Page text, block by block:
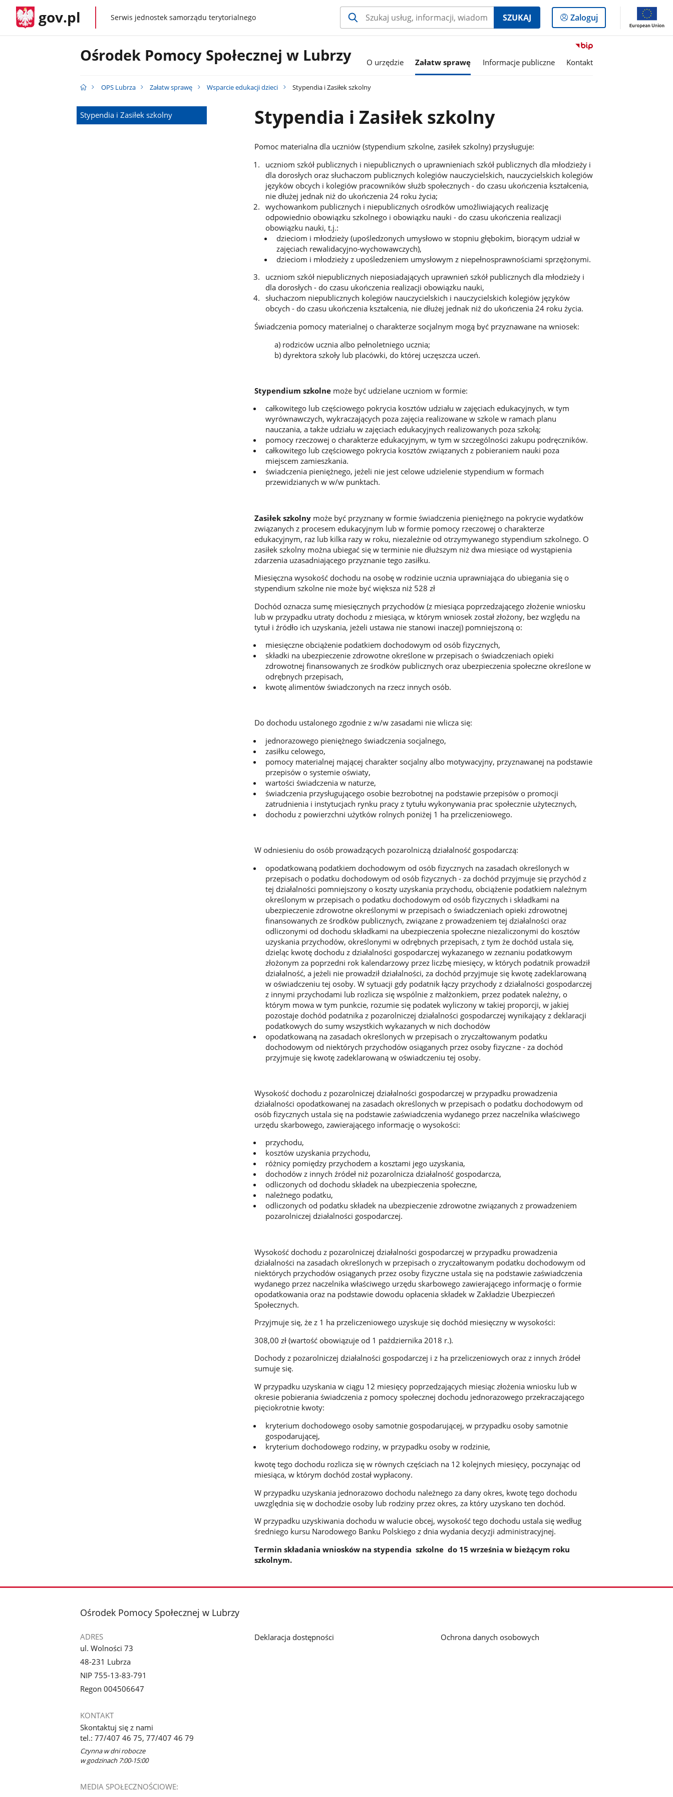
gov.pl gov.plSerwis jednostek samorządu terytorialnego SZUKAJ
Logowanie
do
panelu
Zaloguj
Przejdź
serwisu
Ośrodek Pomocy Społecznej w Lubrzy O urzędzie Załatw sprawę Informacje publiczne Kontakt
OPS Lubrza Załatw sprawę Wsparcie edukacji dzieci Stypendia i Zasiłek szkolny
Stypendia i Zasiłek szkolny Stypendia i Zasiłek szkolny
Pomoc materialna dla uczniów (stypendium szkolne, zasiłek szkolny) przysługuje:
uczniom szkół publicznych i niepublicznych o uprawnieniach szkół publicznych dla młodzieży i
dla dorosłych oraz słuchaczom publicznych kolegiów nauczycielskich, nauczycielskich kolegiów
języków obcych i kolegiów pracowników służb społecznych - do czasu ukończenia kształcenia,
nie dłużej jednak niż do ukończenia 24 roku życia;
wychowankom publicznych i niepublicznych ośrodków umożliwiających realizację
odpowiednio obowiązku szkolnego i obowiązku nauki - do czasu ukończenia realizacji
obowiązku nauki, t.j.:
dzieciom i młodzieży (upośledzonych umysłowo w stopniu głębokim, biorącym udział w
zajęciach rewalidacyjno-wychowawczych),
dzieciom i młodzieży z upośledzeniem umysłowym z niepełnosprawnościami sprzężonymi.
uczniom szkół niepublicznych nieposiadających uprawnień szkół publicznych dla młodzieży i
dla dorosłych - do czasu ukończenia realizacji obowiązku nauki,
słuchaczom niepublicznych kolegiów nauczycielskich i nauczycielskich kolegiów języków
obcych - do czasu ukończenia kształcenia, nie dłużej jednak niż do ukończenia 24 roku życia.
Świadczenia pomocy materialnej o charakterze socjalnym mogą być przyznawane na wniosek:
a) rodziców ucznia albo pełnoletniego ucznia;
b) dyrektora szkoły lub placówki, do której uczęszcza uczeń.
Stypendium szkolne może być udzielane uczniom w formie:
całkowitego lub częściowego pokrycia kosztów udziału w zajęciach edukacyjnych, w tym
wyrównawczych, wykraczających poza zajęcia realizowane w szkole w ramach planu
nauczania, a także udziału w zajęciach edukacyjnych realizowanych poza szkołą;
pomocy rzeczowej o charakterze edukacyjnym, w tym w szczególności zakupu podręczników.
całkowitego lub częściowego pokrycia kosztów związanych z pobieraniem nauki poza
miejscem zamieszkania.
świadczenia pieniężnego, jeżeli nie jest celowe udzielenie stypendium w formach
przewidzianych w w/w punktach.
Zasiłek szkolny może być przyznany w formie świadczenia pieniężnego na pokrycie wydatków
związanych z procesem edukacyjnym lub w formie pomocy rzeczowej o charakterze
edukacyjnym, raz lub kilka razy w roku, niezależnie od otrzymywanego stypendium szkolnego. O
zasiłek szkolny można ubiegać się w terminie nie dłuższym niż dwa miesiące od wystąpienia
zdarzenia uzasadniającego przyznanie tego zasiłku.
Miesięczna wysokość dochodu na osobę w rodzinie ucznia uprawniająca do ubiegania się o
stypendium szkolne nie może być większa niż 528 zł
Dochód oznacza sumę miesięcznych przychodów (z miesiąca poprzedzającego złożenie wniosku
lub w przypadku utraty dochodu z miesiąca, w którym wniosek został złożony, bez względu na
tytuł i źródło ich uzyskania, jeżeli ustawa nie stanowi inaczej) pomniejszoną o:
miesięczne obciążenie podatkiem dochodowym od osób fizycznych,
składki na ubezpieczenie zdrowotne określone w przepisach o świadczeniach opieki
zdrowotnej finansowanych ze środków publicznych oraz ubezpieczenia społeczne określone w
odrębnych przepisach,
kwotę alimentów świadczonych na rzecz innych osób.
Do dochodu ustalonego zgodnie z w/w zasadami nie wlicza się:
jednorazowego pieniężnego świadczenia socjalnego,
zasiłku celowego,
pomocy materialnej mającej charakter socjalny albo motywacyjny, przyznawanej na podstawie
przepisów o systemie oświaty,
wartości świadczenia w naturze,
świadczenia przysługującego osobie bezrobotnej na podstawie przepisów o promocji
zatrudnienia i instytucjach rynku pracy z tytułu wykonywania prac społecznie użytecznych,
dochodu z powierzchni użytków rolnych poniżej 1 ha przeliczeniowego.
W odniesieniu do osób prowadzących pozarolniczą działalność gospodarczą:
opodatkowaną podatkiem dochodowym od osób fizycznych na zasadach określonych w
przepisach o podatku dochodowym od osób fizycznych - za dochód przyjmuje się przychód z
tej działalności pomniejszony o koszty uzyskania przychodu, obciążenie podatkiem należnym
określonym w przepisach o podatku dochodowym od osób fizycznych i składkami na
ubezpieczenie zdrowotne określonymi w przepisach o świadczeniach opieki zdrowotnej
finansowanych ze środków publicznych, związane z prowadzeniem tej działalności oraz
odliczonymi od dochodu składkami na ubezpieczenia społeczne niezaliczonymi do kosztów
uzyskania przychodów, określonymi w odrębnych przepisach, z tym że dochód ustala się,
dzieląc kwotę dochodu z działalności gospodarczej wykazanego w zeznaniu podatkowym
złożonym za poprzedni rok kalendarzowy przez liczbę miesięcy, w których podatnik prowadził
działalność, a jeżeli nie prowadził działalności, za dochód przyjmuje się kwotę zadeklarowaną
w oświadczeniu tej osoby. W sytuacji gdy podatnik łączy przychody z działalności gospodarczej
z innymi przychodami lub rozlicza się wspólnie z małżonkiem, przez podatek należny, o
którym mowa w tym punkcie, rozumie się podatek wyliczony w takiej proporcji, w jakiej
pozostaje dochód podatnika z pozarolniczej działalności gospodarczej wynikający z deklaracji
podatkowych do sumy wszystkich wykazanych w nich dochodów
opodatkowaną na zasadach określonych w przepisach o zryczałtowanym podatku
dochodowym od niektórych przychodów osiąganych przez osoby fizyczne - za dochód
przyjmuje się kwotę zadeklarowaną w oświadczeniu tej osoby.
Wysokość dochodu z pozarolniczej działalności gospodarczej w przypadku prowadzenia
działalności opodatkowanej na zasadach określonych w przepisach o podatku dochodowym od
osób fizycznych ustala się na podstawie zaświadczenia wydanego przez naczelnika właściwego
urzędu skarbowego, zawierającego informację o wysokości:
przychodu,
kosztów uzyskania przychodu,
różnicy pomiędzy przychodem a kosztami jego uzyskania,
dochodów z innych źródeł niż pozarolnicza działalność gospodarcza,
odliczonych od dochodu składek na ubezpieczenia społeczne,
należnego podatku,
odliczonych od podatku składek na ubezpieczenie zdrowotne związanych z prowadzeniem
pozarolniczej działalności gospodarczej.
Wysokość dochodu z pozarolniczej działalności gospodarczej w przypadku prowadzenia
działalności na zasadach określonych w przepisach o zryczałtowanym podatku dochodowym od
niektórych przychodów osiąganych przez osoby fizyczne ustala się na podstawie zaświadczenia
wydanego przez naczelnika właściwego urzędu skarbowego zawierającego informację o formie
opodatkowania oraz na podstawie dowodu opłacenia składek w Zakładzie Ubezpieczeń
Społecznych.
Przyjmuje się, że z 1 ha przeliczeniowego uzyskuje się dochód miesięczny w wysokości:
308,00 zł (wartość obowiązuje od 1 października 2018 r.).
Dochody z pozarolniczej działalności gospodarczej i z ha przeliczeniowych oraz z innych źródeł
sumuje się.
W przypadku uzyskania w ciągu 12 miesięcy poprzedzających miesiąc złożenia wniosku lub w
okresie pobierania świadczenia z pomocy społecznej dochodu jednorazowego przekraczającego
pięciokrotnie kwoty:
kryterium dochodowego osoby samotnie gospodarującej, w przypadku osoby samotnie
gospodarującej,
kryterium dochodowego rodziny, w przypadku osoby w rodzinie,
kwotę tego dochodu rozlicza się w równych częściach na 12 kolejnych miesięcy, poczynając od
miesiąca, w którym dochód został wypłacony.
W przypadku uzyskania jednorazowo dochodu należnego za dany okres, kwotę tego dochodu
uwzględnia się w dochodzie osoby lub rodziny przez okres, za który uzyskano ten dochód.
W przypadku uzyskiwania dochodu w walucie obcej, wysokość tego dochodu ustala się według
średniego kursu Narodowego Banku Polskiego z dnia wydania decyzji administracyjnej.
Termin składania wniosków na stypendia szkolne do 15 września w bieżącym roku
szkolnym.
stopka
Ośrodek Pomocy Społecznej w Lubrzy
ADRES
ul. Wolności 73
48-231 Lubrza
NIP 755-13-83-791
Regon 004506647
KONTAKT
Skontaktuj się z nami
tel.: 77/407 46 75, 77/407 46 79
Czynna w dni robocze
w godzinach 7:00-15:00
MEDIA SPOŁECZNOŚCIOWE:
Deklaracja dostępności Ochrona danych osobowych